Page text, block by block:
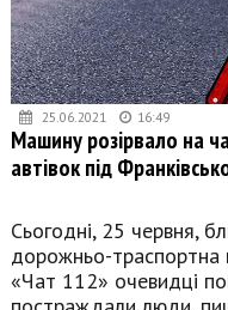
25.06.2021 16:49
Машину розірвало на
автівок під
Сьогодні, 25 червня,
дорожньо-траспортна
«Чат 112» очевидці